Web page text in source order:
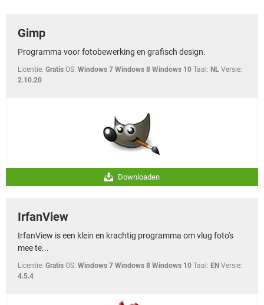
Gimp
Programma voor fotobewerking en grafisch design.
Licentie: Gratis OS: Windows 7 Windows 8 Windows 10 Taal: NL Versie:
2.10.20
Downloaden
IrfanView
IrfanView is een klein en krachtig programma om vlug foto's
mee te...
Licentie: Gratis OS: Windows 7 Windows 8 Windows 10 Taal: EN Versie:
4.5.4